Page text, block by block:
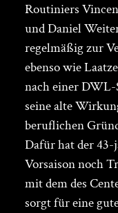
Routiniers
und Daniel
regelmäßig zur
ebenso wie
nach einer DWL-
seine alte
beruflichen
Dafür hat der
Vorsaison noch
mit dem des
sorgt für eine